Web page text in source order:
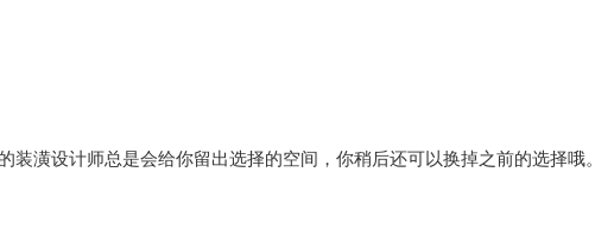
潢设计师总是会给你留出选择的空间，你稍后还可以换掉之前的选择哦。